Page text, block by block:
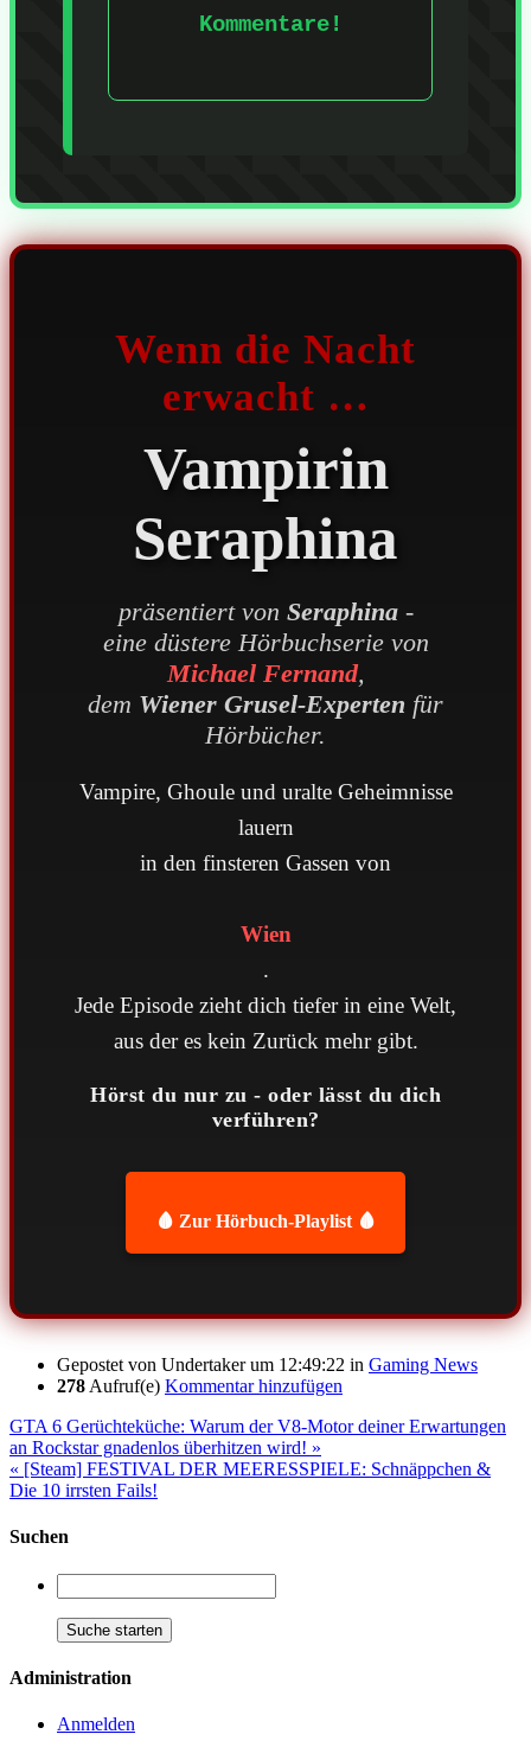
Kommentare!
Wenn die Nacht
erwacht …
Vampirin
Seraphina
präsentiert von Seraphina-
eine düstere Hörbuchserie von
Michael Fernand,
dem Wiener Grusel-Experten für
Hörbücher.
Vampire, Ghoule und uralte Geheimnisse
lauern
in den finsteren Gassen von
Wien
.
Jede Episode zieht dich tiefer in eine Welt,
aus der es kein Zurück mehr gibt.
Hörst du nur zu - oder lässt du dich
verführen?
🩸 Zur Hörbuch-Playlist 🩸
Gepostet von Undertakerum 12:49:22 in Gaming News
278 Aufruf(e) Kommentar hinzufügen
GTA 6 Gerüchteküche: Warum der V8-Motor deiner Erwartungen
an Rockstar gnadenlos überhitzen wird! »
« [Steam] FESTIVAL DER MEERESSPIELE: Schnäppchen &
Die 10 irrsten Fails!
Suchen
Administration
Anmelden